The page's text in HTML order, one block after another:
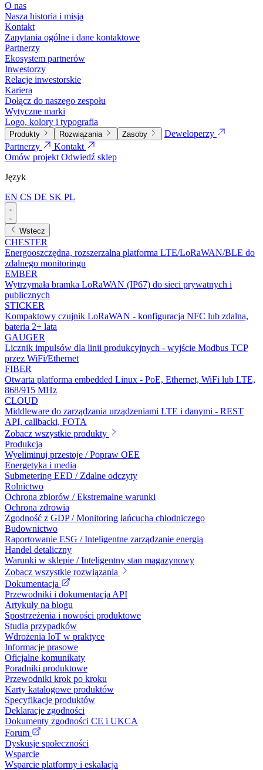
O nas
Nasza historia i misja
Kontakt
Zapytania ogólne i dane kontaktowe
Partnerzy
Ekosystem partnerów
Inwestorzy
Relacje inwestorskie
Kariera
Dołącz do naszego zespołu
Wytyczne marki
Logo, kolory i typografia
Produkty Rozwiązania Zasoby
Deweloperzy
Partnerzy
Kontakt
Omów projektOdwiedź sklep
Język
EN CS DE SK PL
Wstecz
CHESTER
Energooszczędna, rozszerzalna platforma LTE/LoRaWAN/BLE do
zdalnego monitoringu
EMBER
Wytrzymała bramka LoRaWAN (IP67) do sieci prywatnych i
publicznych
STICKER
Kompaktowy czujnik LoRaWAN - konfiguracja NFC lub zdalna,
bateria 2+ lata
GAUGER
Licznik impulsów dla linii produkcyjnych - wyjście Modbus TCP
przez WiFi/Ethernet
FIBER
Otwarta platforma embedded Linux - PoE, Ethernet, WiFi lub LTE,
868/915 MHz
CLOUD
Middleware do zarządzania urządzeniami LTE i danymi - REST
API, callbacki, FOTA
Zobacz wszystkie produkty
Produkcja
Wyeliminuj przestoje / Popraw OEE
Energetyka i media
Submetering EED / Zdalne odczyty
Rolnictwo
Ochrona zbiorów / Ekstremalne warunki
Ochrona zdrowia
Zgodność z GDP / Monitoring łańcucha chłodniczego
Budownictwo
Raportowanie ESG / Inteligentne zarządzanie energią
Handel detaliczny
Warunki w sklepie / Inteligentny stan magazynowy
Zobacz wszystkie rozwiązania
Dokumentacja
Przewodniki i dokumentacja API
Artykuły na blogu
Spostrzeżenia i nowości produktowe
Studia przypadków
Wdrożenia IoT w praktyce
Informacje prasowe
Oficjalne komunikaty
Poradniki produktowe
Przewodniki krok po kroku
Karty katalogowe produktów
Specyfikacje produktów
Deklaracje zgodności
Dokumenty zgodności CE i UKCA
Forum
Dyskusje społeczności
Wsparcie
Wsparcie platformy i eskalacja